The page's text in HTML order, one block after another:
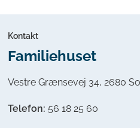
Kontakt
Familiehuset
Vestre Grænsevej 34, 2680
Telefon: 56 18 25 60